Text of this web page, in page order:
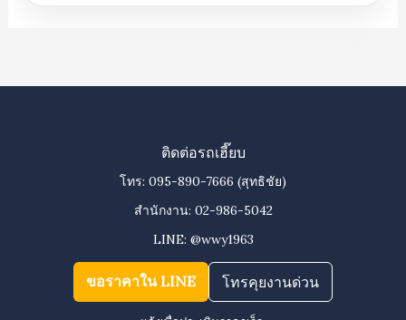
ติดต่อรถเฮี๊ยบ
โทร: 095-890-7666 (สุทธิชัย)
สำนักงาน: 02-986-5042
LINE: @wwy1963
ขอราคาใน LINE โทรคุยงานด่วน